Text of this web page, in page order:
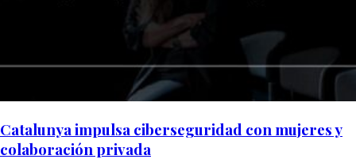
Catalunya impulsa ciberseguridad con mujeres y
colaboración privada